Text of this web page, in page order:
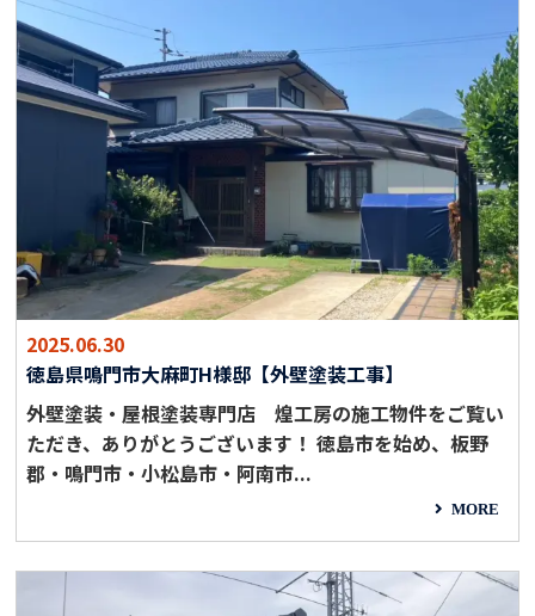
2025.06.30
徳島県鳴門市大麻町H様邸【外壁塗装工事】
外壁塗装・屋根塗装専門店 煌工房の施工物件をご覧い
ただき、ありがとうございます！ 徳島市を始め、板野
郡・鳴門市・小松島市・阿南市...
MORE